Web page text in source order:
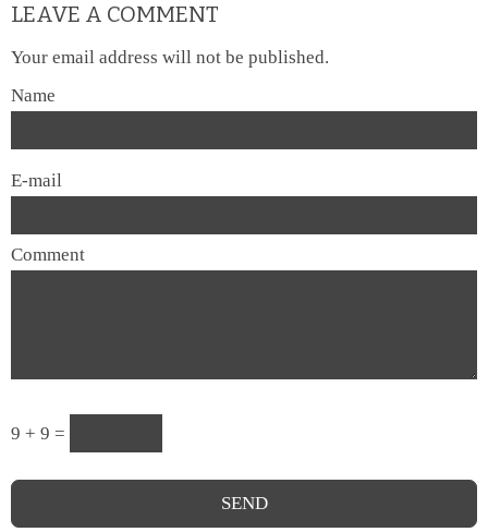
LEAVE A COMMENT
Your email address will not be published.
Name
E-mail
Comment
9 + 9 =